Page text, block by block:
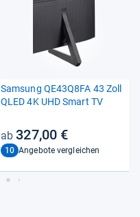
Sam­sung QE43Q8FA 43 Zoll
QLED 4K UHD Smart TV
327,00 €
10 Angebote vergleichen